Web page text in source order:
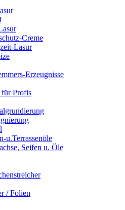
Creme
Lasur
Erzeugnisse
Profis
u.Terrassenöle
Seifen u. Öle
/ Folien